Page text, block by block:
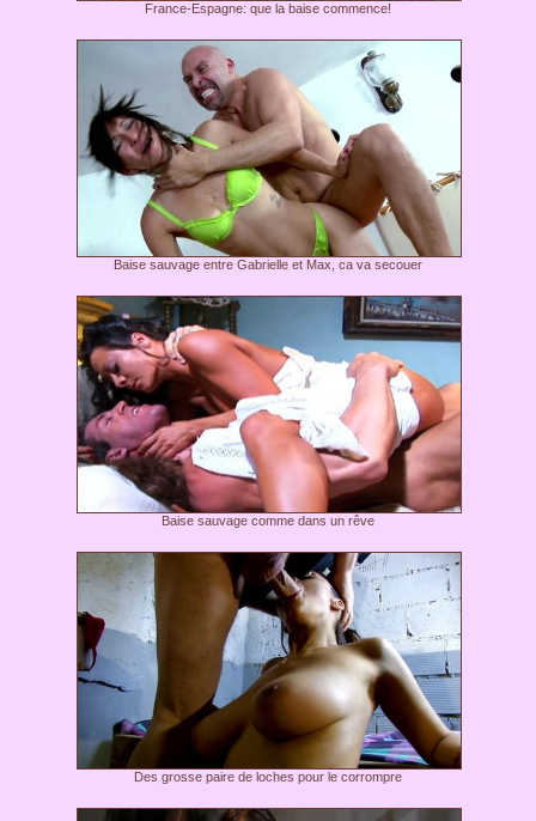
France-Espagne: que la baise commence!
Baise sauvage entre Gabrielle et Max, ca va secouer
Baise sauvage comme dans un rêve
Des grosse paire de loches pour le corrompre